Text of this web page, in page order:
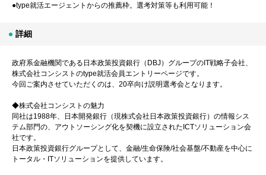
●type就活エージェントからの推薦枠。選考対策等も利用可能！
詳細
政府系金融機関である日本政策投資銀行（DBJ）グループのIT戦略子会社、
株式会社コンシストのtype就活会員エントリーページです。
今回ご案内させていただくのは、20卒向け説明選考会となります。
◆株式会社コンシストの魅力
同社は1988年、日本開発銀行（現株式会社日本政策投資銀行）の情報シス
テム部門の、アウトソーシング化を契機に設立されたICTソリューション会
社です。
日本政策投資銀行グループとして、金融/生命保険/社会基盤/不動産を中心に
トータル・ITソリューションを提供しています。